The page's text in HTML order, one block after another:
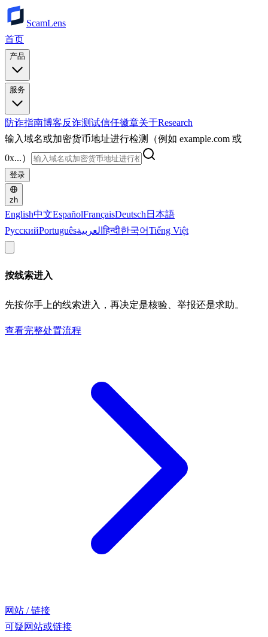
ScamLens
首页
产品
服务
防诈指南博客反诈测试信任徽章关于Research
输入域名或加密货币地址进行检测（例如 example.com 或
0x...）
登录
zh
English中文EspañolFrançaisDeutsch 日本語
РусскийPortuguêsالعربيةहिन्दी한국어Tiếng Việt
按线索进入
先按你手上的线索进入，再决定是核验、举报还是求助。
查看完整处置流程
网站 / 链接
可疑网站或链接